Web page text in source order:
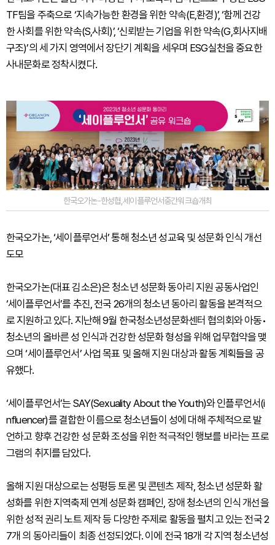
TF팀을 주축으로 ‘지속가능한 환경을 위한 약속(E,환경)’, ‘함께 건강
한 사회를 위한 약속(S,사회)’, ‘신뢰받는 기업을 위한 약속(G,회사지배
구조)’의 세 가지 영역에서 장단기 계획을 세우며 ESG실천을 중요한
사내문화로 정착시켰다.
한국오가논-한성협,세이플루언서중간워크숍개최
한국오가논, ‘세이플루언서’ 통해 청소년 성교육 및 성문화 인식 개선
도모
한국오가논(대표 김소은)은 청소년 성문화 동아리 지원 공동사업인
‘세이플루언서’를 추진, 전국 26개의 청소년 동아리 활동을 본격적으
로 지원하고 있다. 지난해 9월 한국청소년성문화센터 협의회와 아동•
청소년의 올바른 성 인식과 건강한 성문화 형성을 위해 업무협약을 맺
으며 ‘세이플루언서’ 사업 목표 및 올해 지원 대상과 활동 계획들을 공
유했다.
‘세이플루언서’는 SAY(Sexuality About the Youth)와 인플루언서(i
nfluencer)를 결합한 이름으로 청소년들이 성에 대해 주체적으로 발
언하고 향후 건강한 성 문화 조성을 위한 적극적인 행보를 바라는 프로
그램의 취지를 담았다.
올해 지원 대상으로는 성평등 토론 및 콘텐츠 제작, 청소년 성문화 활
성화를 위한 지역축제 연계 성문화 캠페인, 장애 청소년의 인식 개선을
위한 성적 권리 노트 제작 등 다양한 주제로 활동을 펼치고 있는 전국 2
7개 의 동아리들이 최종 선정되었다. 이에 전국 18개 각 지역 청소년성